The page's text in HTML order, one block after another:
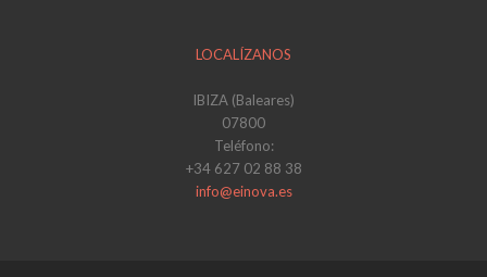
LOCALÍZANOS
IBIZA (Baleares)
07800
Teléfono:
+34 627 02 88 38
info@einova.es